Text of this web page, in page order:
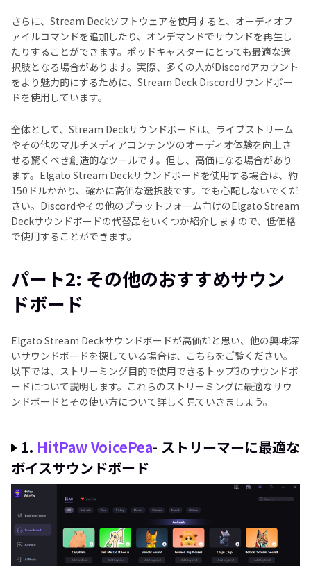
さらに、Stream Deckソフトウェアを使用すると、オーディオフ
ァイルコマンドを追加したり、オンデマンドでサウンドを再生し
たりすることができます。ポッドキャスターにとっても最適な選
択肢となる場合があります。実際、多くの人がDiscordアカウント
をより魅力的にするために、Stream Deck Discordサウンドボー
ドを使用しています。
全体として、Stream Deckサウンドボードは、ライブストリーム
やその他のマルチメディアコンテンツのオーディオ体験を向上さ
せる驚くべき創造的なツールです。但し、高価になる場合があり
ます。Elgato Stream Deckサウンドボードを使用する場合は、約
150ドルかかり、確かに高価な選択肢です。でも心配しないでくだ
さい。Discordやその他のプラットフォーム向けのElgato Stream
Deckサウンドボードの代替品をいくつか紹介しますので、低価格
で使用することができます。
パート2: その他のおすすめサウン
ドボード
Elgato Stream Deckサウンドボードが高価だと思い、他の興味深
いサウンドボードを探している場合は、こちらをご覧ください。
以下では、ストリーミング目的で使用できるトップ3のサウンドボ
ードについて説明します。これらのストリーミングに最適なサウ
ンドボードとその使い方について詳しく見ていきましょう。
1. HitPaw VoicePea- ストリーマーに最適な
ボイスサウンドボード